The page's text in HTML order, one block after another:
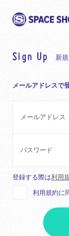
Sign Up 新
メールアドレスで
メールアドレス
パスワード
登録する際は利用
利用規約に